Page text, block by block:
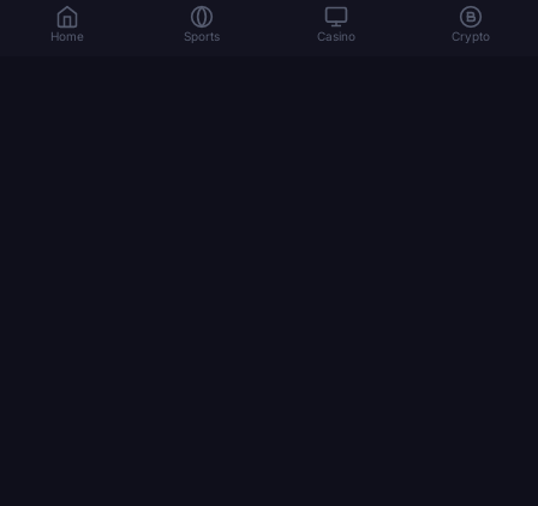
Home Sports Casino Crypto